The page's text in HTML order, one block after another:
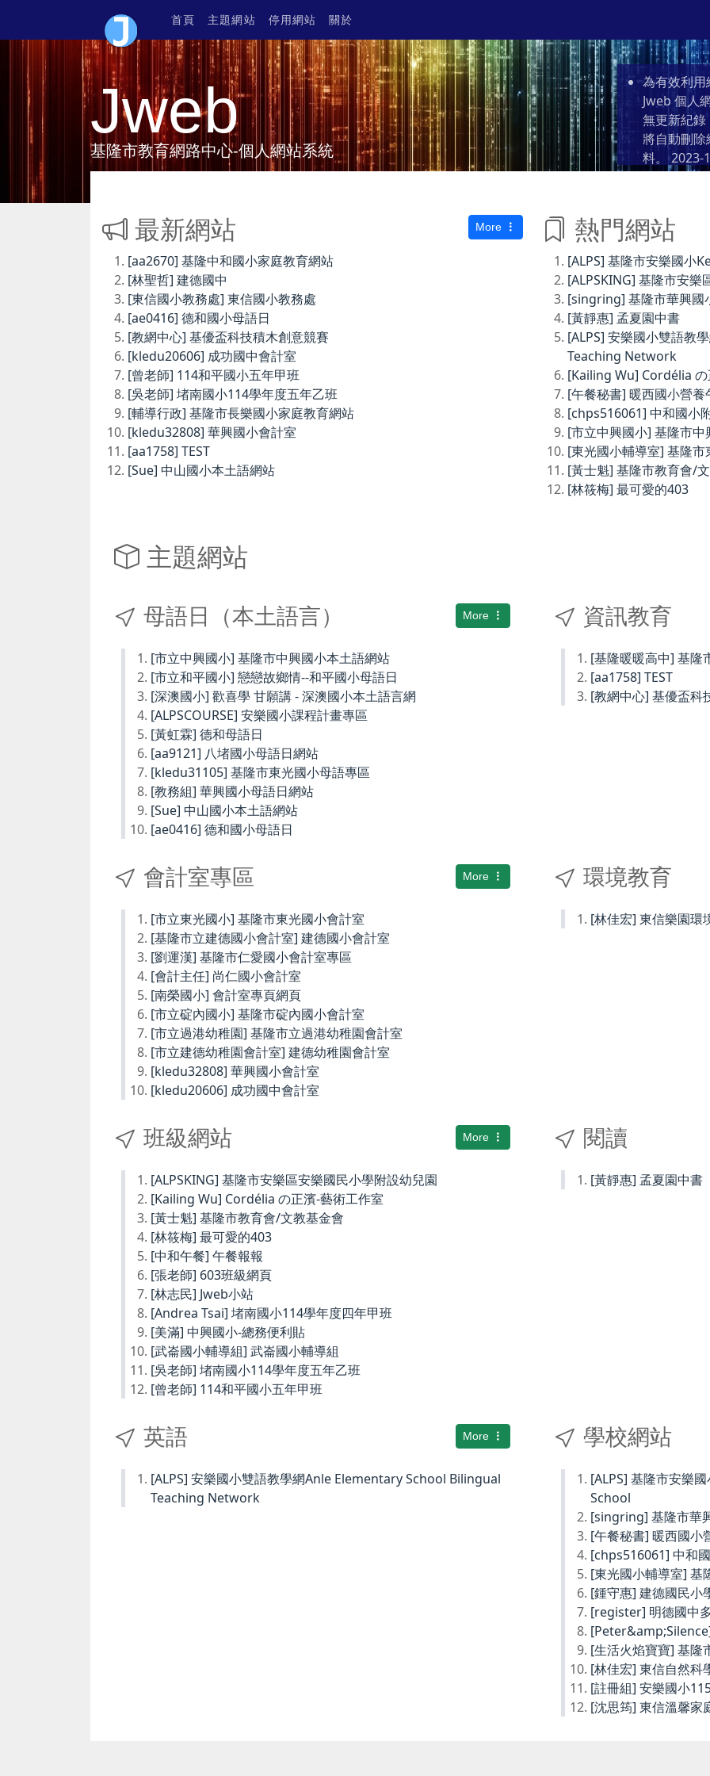
首頁 主題網站 停用網站 關於
Jweb
基隆市教育網路中心-個人網站系統
為有效利
Jweb 個人
無更新紀
將自動刪
料。 2023-
最新網站 More
[aa2670] 基隆中和國小家庭教育網站
[林聖哲] 建德國中
[東信國小教務處] 東信國小教務處
[ae0416] 德和國小母語日
[教網中心] 基優盃科技積木創意競賽
[kledu20606] 成功國中會計室
[曾老師] 114和平國小五年甲班
[吳老師] 堵南國小114學年度五年乙班
[輔導行政] 基隆市長樂國小家庭教育網站
[kledu32808] 華興國小會計室
[aa1758] TEST
[Sue] 中山國小本土語網站
熱門網站
[ALPS] 基隆市安樂國小
[ALPSKING] 基隆市安樂
[singring] 基隆市華興國
[黃靜惠] 孟夏園中書
[ALPS] 安樂國小雙語教
Teaching Network
[Kailing Wu] Cordélia
[午餐秘書] 暖西國小營養
[chps516061] 中和國小
[市立中興國小] 基隆市
[東光國小輔導室] 基隆
[黃士魁] 基隆市教育會/
[林筱梅] 最可愛的403
主題網站
More
母語日（本土語言）
[市立中興國小] 基隆市中興國小本土語網站
[市立和平國小] 戀戀故鄉情--和平國小母語日
[深澳國小] 歡喜學 甘願講 - 深澳國小本土語言網
[ALPSCOURSE] 安樂國小課程計畫專區
[黃虹霖] 德和母語日
[aa9121] 八堵國小母語日網站
[kledu31105] 基隆市東光國小母語專區
[教務組] 華興國小母語日網站
[Sue] 中山國小本土語網站
[ae0416] 德和國小母語日
資訊教育
[基隆暖暖高中] 基隆
[aa1758] TEST
[教網中心] 基優盃科
More
會計室專區
[市立東光國小] 基隆市東光國小會計室
[基隆市立建德國小會計室] 建德國小會計室
[劉運漢] 基隆市仁愛國小會計室專區
[會計主任] 尚仁國小會計室
[南榮國小] 會計室專頁網頁
[市立碇內國小] 基隆市碇內國小會計室
[市立過港幼稚園] 基隆市立過港幼稚園會計室
[市立建德幼稚園會計室] 建德幼稚園會計室
[kledu32808] 華興國小會計室
[kledu20606] 成功國中會計室
環境教育
[林佳宏] 東信樂園環
More
班級網站
[ALPSKING] 基隆市安樂區安樂國民小學附設幼兒園
[Kailing Wu] Cordélia の正濱-藝術工作室
[黃士魁] 基隆市教育會/文教基金會
[林筱梅] 最可愛的403
[中和午餐] 午餐報報
[張老師] 603班級網頁
[林志民] Jweb小站
[Andrea Tsai] 堵南國小114學年度四年甲班
[美滿] 中興國小-總務便利貼
[武崙國小輔導組] 武崙國小輔導組
[吳老師] 堵南國小114學年度五年乙班
[曾老師] 114和平國小五年甲班
閱讀
[黃靜惠] 孟夏園中書
More
英語
[ALPS] 安樂國小雙語教學網Anle Elementary School Bilingual
Teaching Network
學校網站
[ALPS] 基隆市安樂
School
[singring] 基隆市華
[午餐秘書] 暖西國小
[chps516061] 中和
[東光國小輔導室] 基
[鍾守惠] 建德國民小
[register] 明德國中
[生活火焰寶寶] 基隆
[林佳宏] 東信自然科
[註冊組] 安樂國小
[沈思筠] 東信溫馨家